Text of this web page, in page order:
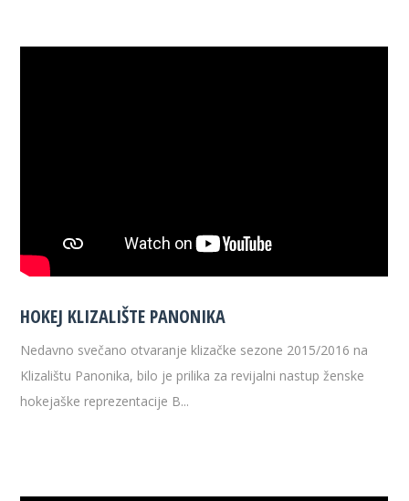
HOKEJ KLIZALIŠTE PANONIKA
Nedavno svečano otvaranje klizačke sezone 2015/2016 na
Klizalištu Panonika, bilo je prilika za revijalni nastup ženske
hokejaške reprezentacije B...